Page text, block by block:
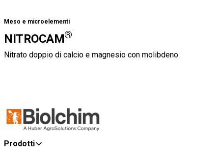
Meso e microelementi
NITROCAM®
Nitrato doppio di calcio e magnesio con molibdeno
Prodotti